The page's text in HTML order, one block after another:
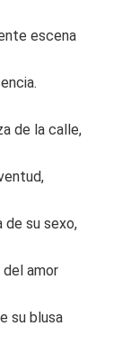
escena
de la calle,
de su sexo,
amor
su blusa